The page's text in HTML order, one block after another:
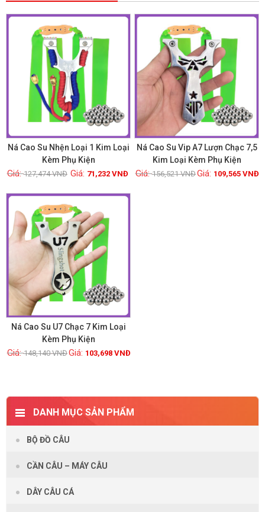
GIẢM GIÁ!
Ná Cao Su Nhện Loại 1 Kim Loại
Kèm Phụ Kiện
127,474VNĐ 71,232VNĐ
GIẢM GIÁ!
Ná Cao Su Vip A7 Lượn Chạc 7,5
Kim Loại Kèm Phụ Kiện
156,521VNĐ 109,565 VNĐ
GIẢM GIÁ!
Ná Cao Su U7 Chạc 7 Kim Loại
Kèm Phụ Kiện
148,140VNĐ 103,698 VNĐ
DANH MỤC SẢN PHẨM
BỘ ĐỒ CÂU
CẦN CÂU – MÁY CÂU
DÂY CÂU CÁ